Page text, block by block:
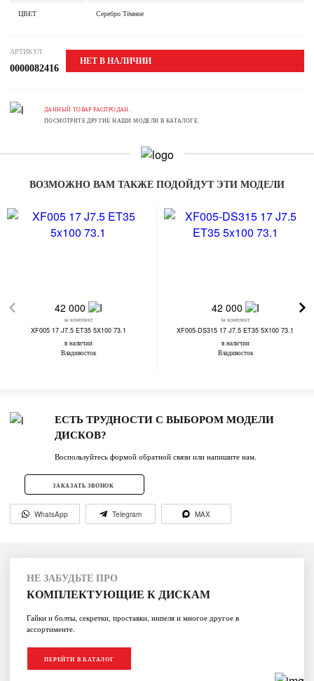
ЦВЕТ Серебро Тёмное
АРТИКУЛ
0000082416
НЕТ В НАЛИЧИИ
ДАННЫЙ ТОВАР РАСПРОДАН.
ПОСМОТРИТЕ ДРУГИЕ НАШИ МОДЕЛИ В КАТАЛОГЕ.
ВОЗМОЖНО ВАМ ТАКЖЕ ПОДОЙДУТ ЭТИ МОДЕЛИ
42 000
за комплект
XF005 17 J7.5 ET35 5X100 73.1
в наличии
Владивосток
42 000
за комплект
XF005-DS315 17 J7.5 ET35 5X100 73.1
в наличии
Владивосток
ЕСТЬ ТРУДНОСТИ С ВЫБОРОМ МОДЕЛИ
ДИСКОВ?
Воспользуйтесь формой обратной связи или напишите нам.
ЗАКАЗАТЬ ЗВОНОК
WhatsApp Telegram MAX
НЕ ЗАБУДЬТЕ ПРО
КОМПЛЕКТУЮЩИЕ К ДИСКАМ
Гайки и болты, секретки, проставки, нипеля и многое другое в
ассортименте.
ПЕРЕЙТИ В КАТАЛОГ